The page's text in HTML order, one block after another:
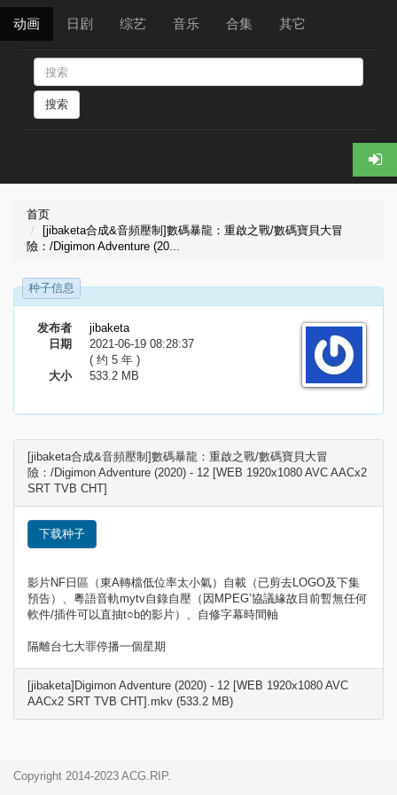
动画 日剧 综艺 音乐 合集 其它
搜索
首页
[jibaketa合成&音頻壓制]數碼暴龍：重啟之戰/數碼寶貝大冒
險：/Digimon Adventure (20...
种子信息
发布者
jibaketa
日期
2021-06-19 08:28:37
( 约 5 年 )
大小
533.2 MB
[jibaketa合成&音頻壓制]數碼暴龍：重啟之戰/數碼寶貝大冒
險：/Digimon Adventure (2020) - 12 [WEB 1920x1080 AVC AACx2
SRT TVB CHT]
下载种子
影片NF日區（東A轉檔低位率太小氣）自載（已剪去LOGO及下集
預告）、粵語音軌mytv自錄自壓（因MPEG’協議緣故目前暫無任何
軟件/插件可以直抽t○b的影片）、自修字幕時間軸
隔離台七大罪停播一個星期
[jibaketa]Digimon Adventure (2020) - 12 [WEB 1920x1080 AVC
AACx2 SRT TVB CHT].mkv (533.2 MB)
Copyright 2014-2023 ACG.RIP.